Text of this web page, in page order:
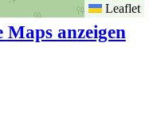
Leaflet
Maps anzeigen